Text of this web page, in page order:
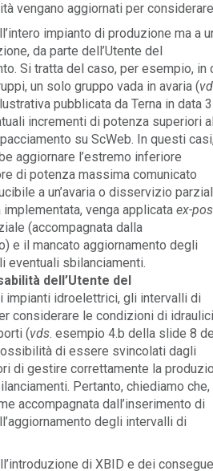
vengano aggiornati per
impianto di produzione ma a
da parte dell’Utente del
Si tratta del caso, per esempio, in
un solo gruppo vada in avaria (
pubblicata da Terna in data 3
incrementi di potenza superiori
su ScWeb. In questi
aggiornare l’estremo inferiore
di potenza massima comunicato
a un’avaria o disservizio
venga applicata ex-
(accompagnata dalla
e il mancato aggiornamento degli
eventuali sbilanciamenti.
dell’Utente del
impianti idroelettrici, gli intervalli di
considerare le condizioni di
(vds. esempio 4.b della slide 8
di essere svincolati dagli
di gestire correttamente la
Pertanto, chiediamo che,
accompagnata dall’inserimento di
degli intervalli di
di XBID e dei
LEGGI DI PIÙ
FILO DIRETTO
NAZIONALE: Credito imposta
tempo per le comunicazioni di
LEGGI DI PIÙ
PUBBLICAZIONI
Auto ricaricabili, in Europa e in
Italia la spinta arriva da BEV e
plug-in
LEGGI DI PIÙ